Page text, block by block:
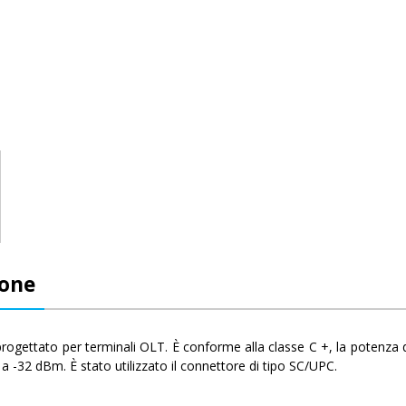
per terminali OLT. È conforme alla classe C +, la
-32 dBm. È stato utilizzato il connettore di tipo SC/UPC.